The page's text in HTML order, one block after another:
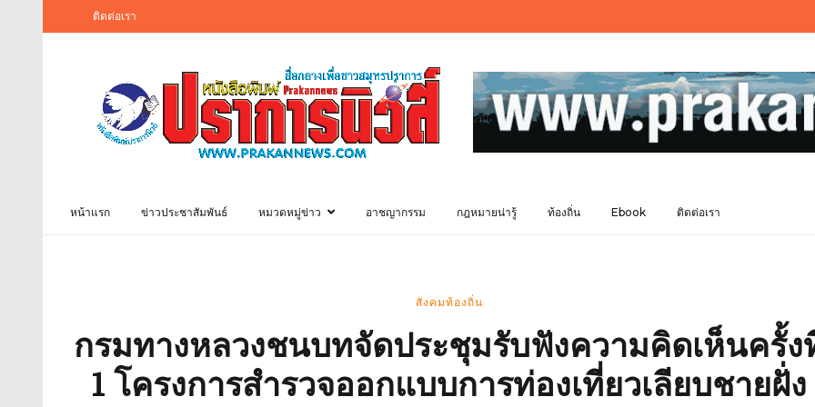
ติดต่อเรา
หน้าแรก ข่าวประชาสัมพันธ์ หมวดหมู่ข่าว อาชญากรรม กฎหมายน่ารู้ ท้องถิ่น Ebook ติดต่อเรา
สังคมท้องถิ่น
กรมทางหลวงชนบทจัดประชุมรับฟังความคิดเห็นครั้ง
1 โครงการสำรวจออกแบบการท่องเที่ยวเลียบชายฝั่ง